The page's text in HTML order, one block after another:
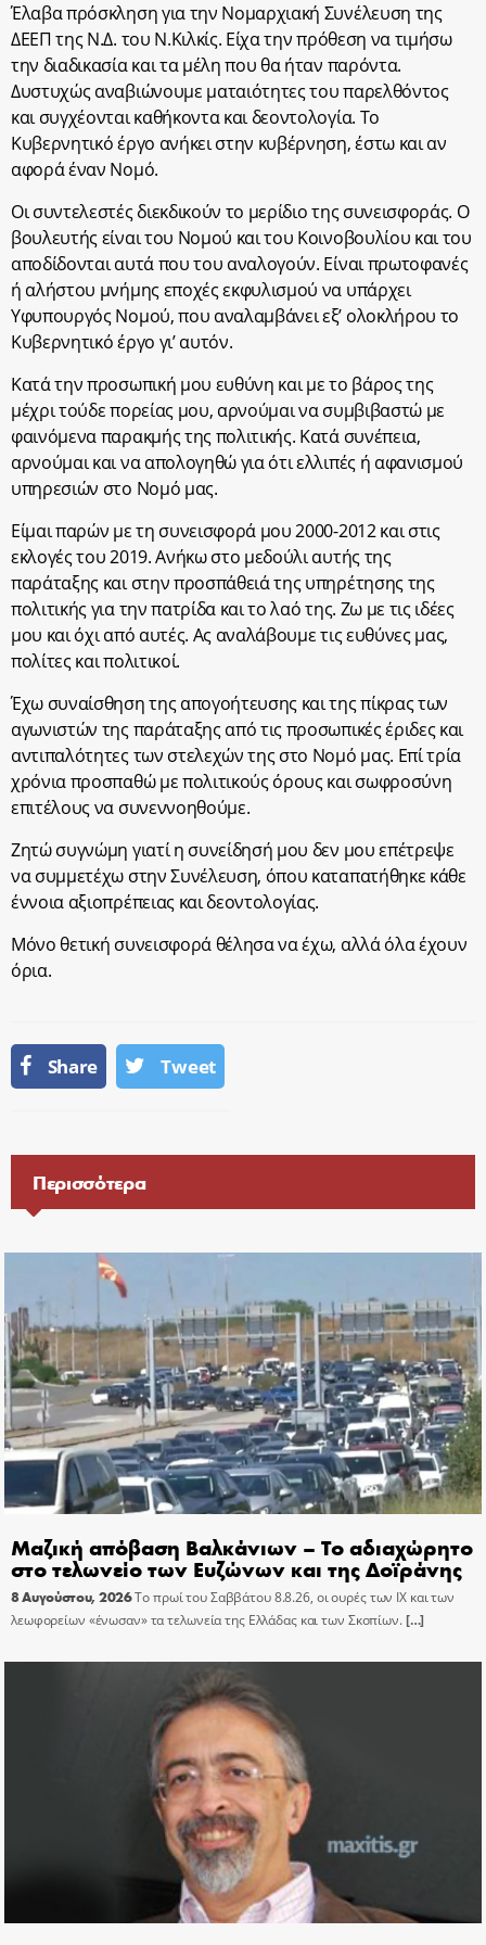
Έλαβα πρόσκληση για την Νομαρχιακή Συνέλευση της
ΔΕΕΠ της Ν.Δ. του Ν.Κιλκίς. Είχα την πρόθεση να τιμήσω
την διαδικασία και τα μέλη που θα ήταν παρόντα.
Δυστυχώς αναβιώνουμε ματαιότητες του παρελθόντος
και συγχέονται καθήκοντα και δεοντολογία. Το
Κυβερνητικό έργο ανήκει στην κυβέρνηση, έστω και αν
αφορά έναν Νομό.
Οι συντελεστές διεκδικούν το μερίδιο της συνεισφοράς. Ο
βουλευτής είναι του Νομού και του Κοινοβουλίου και του
αποδίδονται αυτά που του αναλογούν. Είναι πρωτοφανές
ή αλήστου μνήμης εποχές εκφυλισμού να υπάρχει
Υφυπουργός Νομού, που αναλαμβάνει εξ’ ολοκλήρου το
Κυβερνητικό έργο γι’ αυτόν.
Κατά την προσωπική μου ευθύνη και με το βάρος της
μέχρι τούδε πορείας μου, αρνούμαι να συμβιβαστώ με
φαινόμενα παρακμής της πολιτικής. Κατά συνέπεια,
αρνούμαι και να απολογηθώ για ότι ελλιπές ή αφανισμού
υπηρεσιών στο Νομό μας.
Είμαι παρών με τη συνεισφορά μου 2000-2012 και στις
εκλογές του 2019. Ανήκω στο μεδούλι αυτής της
παράταξης και στην προσπάθειά της υπηρέτησης της
πολιτικής για την πατρίδα και το λαό της. Ζω με τις ιδέες
μου και όχι από αυτές. Ας αναλάβουμε τις ευθύνες μας,
πολίτες και πολιτικοί.
Έχω συναίσθηση της απογοήτευσης και της πίκρας των
αγωνιστών της παράταξης από τις προσωπικές έριδες και
αντιπαλότητες των στελεχών της στο Νομό μας. Επί τρία
χρόνια προσπαθώ με πολιτικούς όρους και σωφροσύνη
επιτέλους να συνεννοηθούμε.
Ζητώ συγνώμη γιατί η συνείδησή μου δεν μου επέτρεψε
να συμμετέχω στην Συνέλευση, όπου καταπατήθηκε κάθε
έννοια αξιοπρέπειας και δεοντολογίας.
Μόνο θετική συνεισφορά θέλησα να έχω, αλλά όλα έχουν
όρια.
Share Tweet
Περισσότερα
Μαζική απόβαση Βαλκάνιων – Το αδιαχώρητο
στο τελωνείο των Ευζώνων και της Δοϊράνης
8 Αυγούστου, 2026Το πρωί του Σαββάτου 8.8.26, οι ουρές των ΙΧ και των
λεωφορείων «ένωσαν» τα τελωνεία της Ελλάδας και των Σκοπίων.[…]